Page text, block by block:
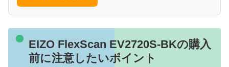
EIZO FlexScan EV2720S-BKの購入
前に注意したいポイント